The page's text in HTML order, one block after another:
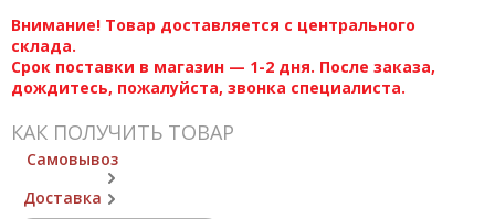
Внимание! Товар доставляется с центрального
склада.
Срок поставки в магазин — 1-2 дня. После заказа,
дождитесь, пожалуйста, звонка специалиста.
КАК ПОЛУЧИТЬ ТОВАР
Самовывоз
Доставка